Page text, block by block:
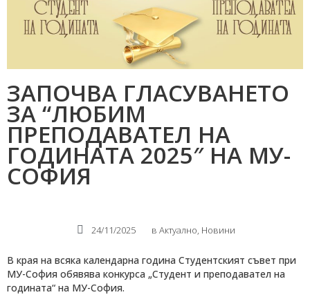
ЗАПОЧВА ГЛАСУВАНЕТО
ЗА “ЛЮБИМ
ПРЕПОДАВАТЕЛ НА
ГОДИНАТА 2025″ НА МУ-
СОФИЯ
24/11/2025 в Актуално, Новини
В края на всяка календарна година Студентският съвет при
МУ-София обявява конкурса „Студент и преподавател на
годината“ на МУ-София.